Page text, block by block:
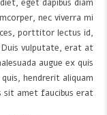
eget dapibus diam
nec viverra mi
porttitor lectus id,
vulputate, erat at
augue ex quis
hendrerit aliquam
sit amet faucibus erat.